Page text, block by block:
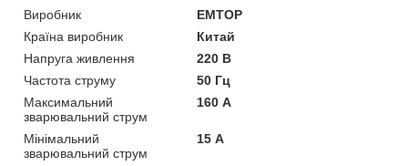
Виробник
EMTOP
Країна виробник
Китай
Напруга живлення
220 В
Частота струму
50 Гц
Максимальний
зварювальний струм
160 А
Мінімальний
зварювальний струм
15 А